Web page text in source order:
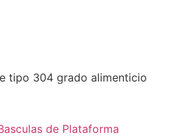
tipo 304 grado alimenticio
de Plataforma